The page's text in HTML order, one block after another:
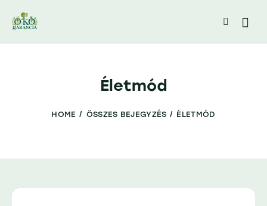
Életmód
HOME ÖSSZES BEJEGYZÉS ÉLETMÓD